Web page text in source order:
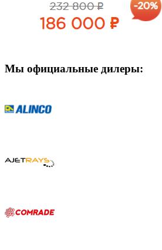
Мы официальные дилеры: